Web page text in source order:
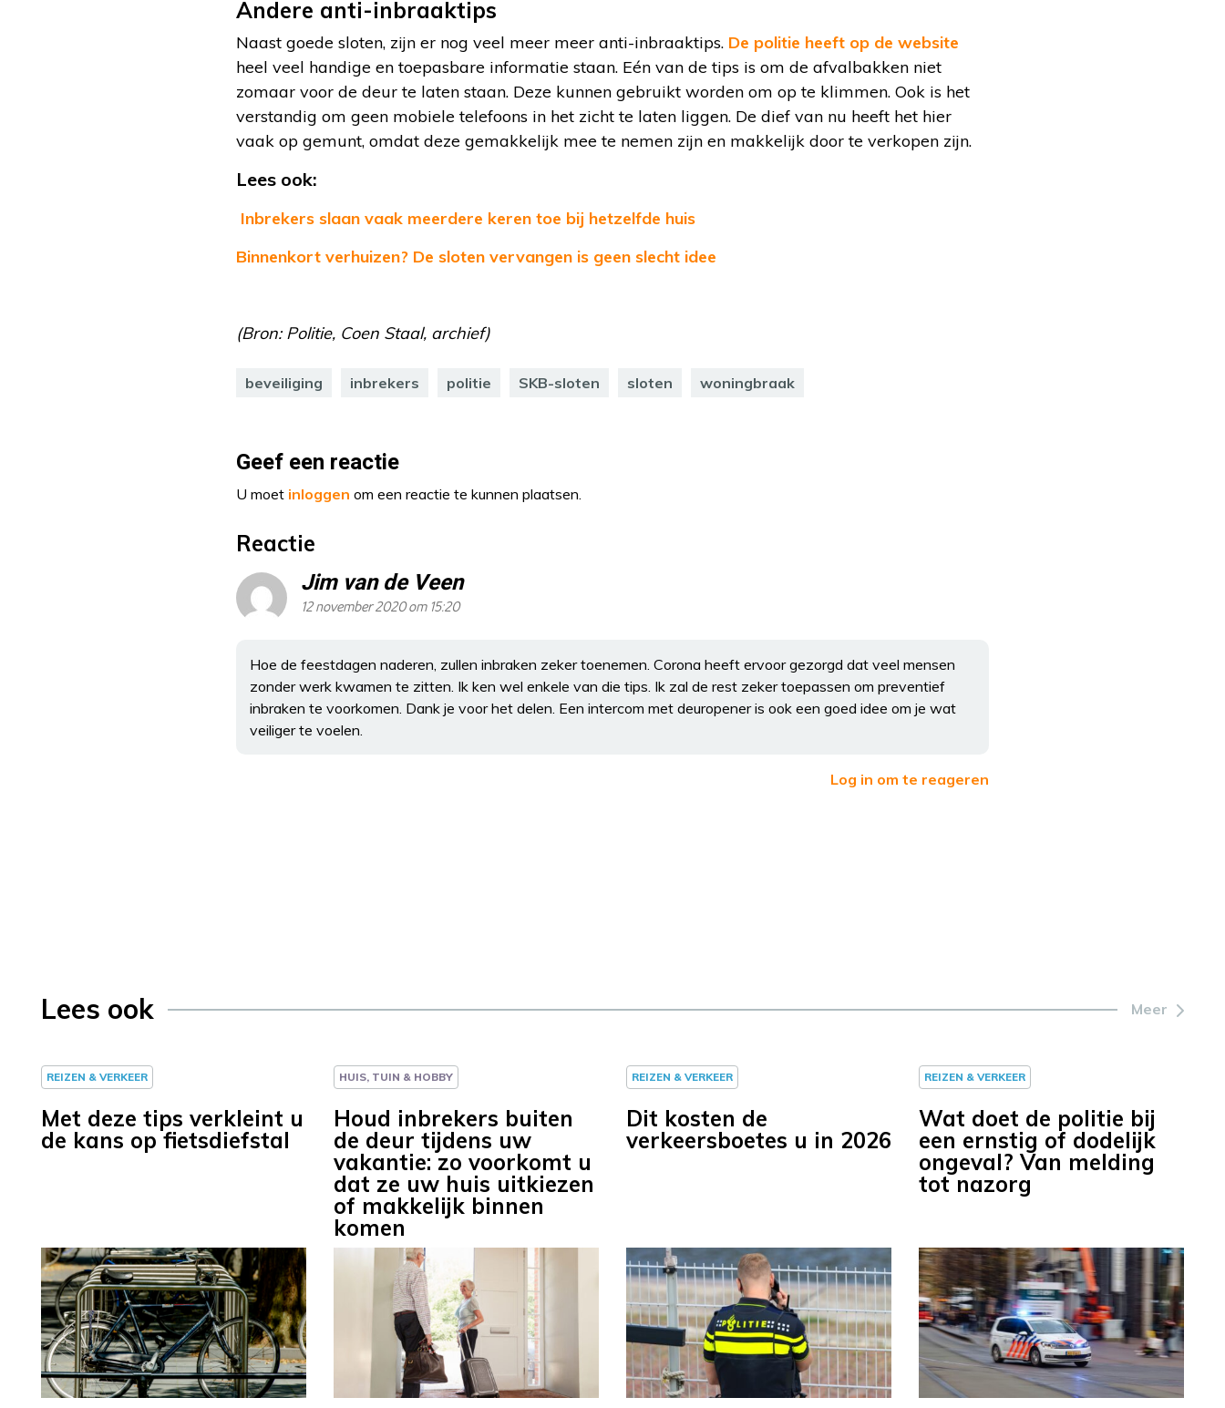
Andere anti-inbraaktips
Naast goede sloten, zijn er nog veel meer meer anti-inbraaktips. De politie heeft op de website
heel veel handige en toepasbare informatie staan. Eén van de tips is om de afvalbakken niet
zomaar voor de deur te laten staan. Deze kunnen gebruikt worden om op te klimmen. Ook is het
verstandig om geen mobiele telefoons in het zicht te laten liggen. De dief van nu heeft het hier
vaak op gemunt, omdat deze gemakkelijk mee te nemen zijn en makkelijk door te verkopen zijn.
Lees ook:
Inbrekers slaan vaak meerdere keren toe bij hetzelfde huis
Binnenkort verhuizen? De sloten vervangen is geen slecht idee
(Bron: Politie, Coen Staal, archief)
beveiliging inbrekers politie SKB-sloten sloten woningbraak
Geef een reactie
U moet inloggen om een reactie te kunnen plaatsen.
Reactie
Jim van de Veen
12 november 2020 om 15:20
Hoe de feestdagen naderen, zullen inbraken zeker toenemen. Corona heeft ervoor gezorgd dat veel mensen
zonder werk kwamen te zitten. Ik ken wel enkele van die tips. Ik zal de rest zeker toepassen om preventief
inbraken te voorkomen. Dank je voor het delen. Een intercom met deuropener is ook een goed idee om je wat
veiliger te voelen.
Log in om te reageren
Lees ook Meer
REIZEN & VERKEER
Met deze tips verkleint u
de kans op fietsdiefstal
HUIS, TUIN & HOBBY
Houd inbrekers buiten
de deur tijdens uw
vakantie: zo voorkomt u
dat ze uw huis uitkiezen
of makkelijk binnen
komen
REIZEN & VERKEER
Dit kosten de
verkeersboetes u in 2026
REIZEN & VERKEER
Wat doet de politie bij
een ernstig of dodelijk
ongeval? Van melding
tot nazorg